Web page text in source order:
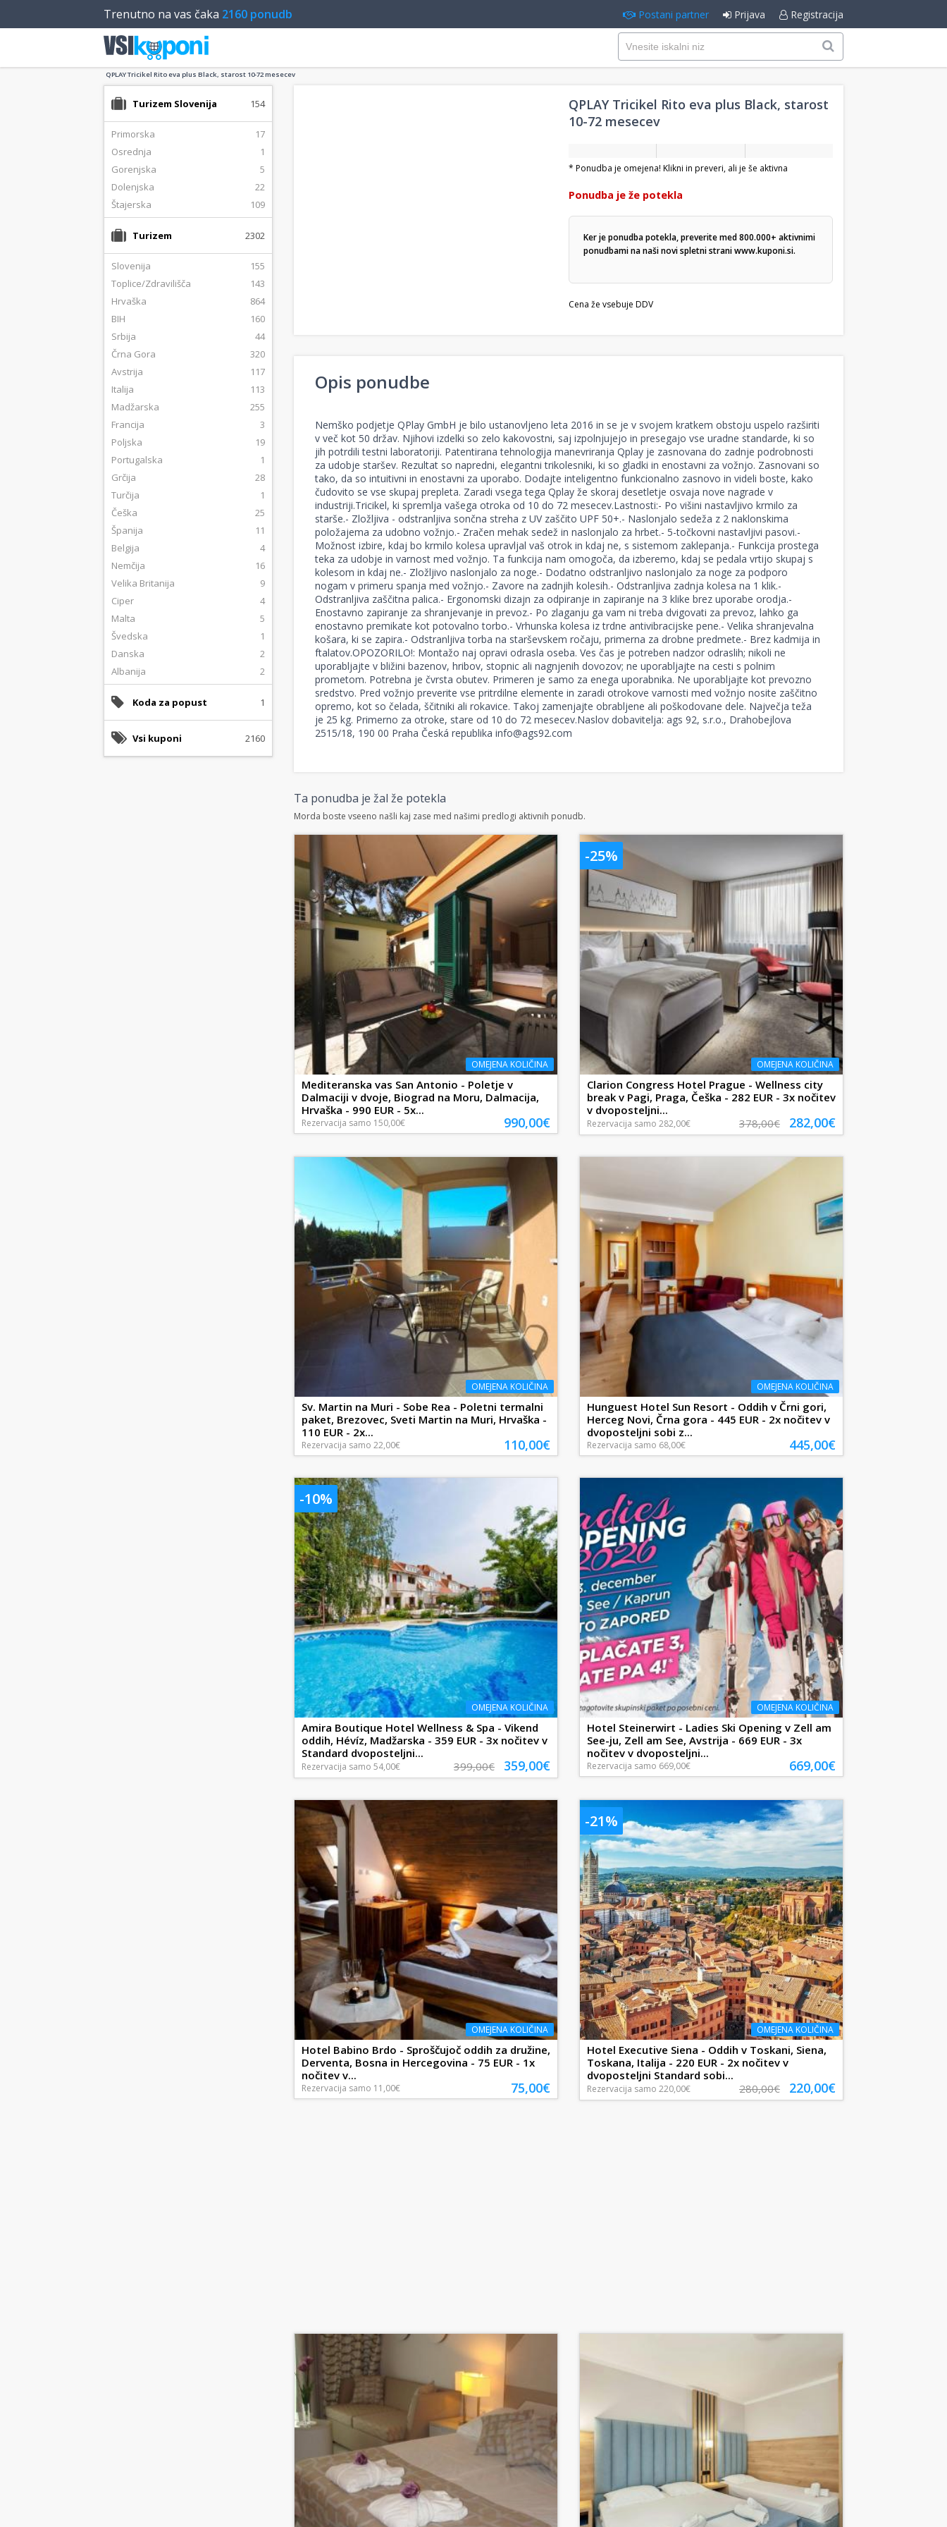
Trenutno na vas čaka 2160 ponudb Postani partner Prijava Registracija
QPLAY Tricikel Rito eva plus Black, starost 10-72 mesecev
Turizem Slovenija 154
Primorska
17
Osrednja
1
Gorenjska
5
Dolenjska
22
Štajerska
109
Turizem 2302
Slovenija
155
Toplice/Zdravilišča
143
Hrvaška
864
BIH
160
Srbija
44
Črna Gora
320
Avstrija
117
Italija
113
Madžarska
255
Francija
3
Poljska
19
Portugalska
1
Grčija
28
Turčija
1
Češka
25
Španija
11
Belgija
4
Nemčija
16
Velika Britanija
9
Ciper
4
Malta
5
Švedska
1
Danska
2
Albanija
2
Koda za popust 1
Vsi kuponi 2160
QPLAY Tricikel Rito eva plus Black, starost
10-72 mesecev
* Ponudba je omejena! Klikni in preveri, ali je še aktivna
Ponudba je že potekla
Ker je ponudba potekla, preverite med 800.000+ aktivnimi
ponudbami na naši novi spletni straniwww.kuponi.si.
Cena že vsebuje DDV
Opis ponudbe
Nemško podjetje QPlay GmbH je bilo ustanovljeno leta 2016 in se je v svojem kratkem obstoju uspelo razširiti
v več kot 50 držav. Njihovi izdelki so zelo kakovostni, saj izpolnjujejo in presegajo vse uradne standarde, ki so
jih potrdili testni laboratoriji. Patentirana tehnologija manevriranja Qplay je zasnovana do zadnje podrobnosti
za udobje staršev. Rezultat so napredni, elegantni trikolesniki, ki so gladki in enostavni za vožnjo. Zasnovani so
tako, da so intuitivni in enostavni za uporabo. Dodajte inteligentno funkcionalno zasnovo in videli boste, kako
čudovito se vse skupaj prepleta. Zaradi vsega tega Qplay že skoraj desetletje osvaja nove nagrade v
industriji.Tricikel, ki spremlja vašega otroka od 10 do 72 mesecev.Lastnosti:- Po višini nastavljivo krmilo za
starše.- Zložljiva - odstranljiva sončna streha z UV zaščito UPF 50+.- Naslonjalo sedeža z 2 naklonskima
položajema za udobno vožnjo.- Zračen mehak sedež in naslonjalo za hrbet.- 5-točkovni nastavljivi pasovi.-
Možnost izbire, kdaj bo krmilo kolesa upravljal vaš otrok in kdaj ne, s sistemom zaklepanja.- Funkcija prostega
teka za udobje in varnost med vožnjo. Ta funkcija nam omogoča, da izberemo, kdaj se pedala vrtijo skupaj s
kolesom in kdaj ne.- Zložljivo naslonjalo za noge.- Dodatno odstranljivo naslonjalo za noge za podporo
nogam v primeru spanja med vožnjo.- Zavore na zadnjih kolesih.- Odstranljiva zadnja kolesa na 1 klik.-
Odstranljiva zaščitna palica.- Ergonomski dizajn za odpiranje in zapiranje na 3 klike brez uporabe orodja.-
Enostavno zapiranje za shranjevanje in prevoz.- Po zlaganju ga vam ni treba dvigovati za prevoz, lahko ga
enostavno premikate kot potovalno torbo.- Vrhunska kolesa iz trdne antivibracijske pene.- Velika shranjevalna
košara, ki se zapira.- Odstranljiva torba na starševskem ročaju, primerna za drobne predmete.- Brez kadmija in
ftalatov.OPOZORILO!: Montažo naj opravi odrasla oseba. Ves čas je potreben nadzor odraslih; nikoli ne
uporabljajte v bližini bazenov, hribov, stopnic ali nagnjenih dovozov; ne uporabljajte na cesti s polnim
prometom. Potrebna je čvrsta obutev. Primeren je samo za enega uporabnika. Ne uporabljajte kot prevozno
sredstvo. Pred vožnjo preverite vse pritrdilne elemente in zaradi otrokove varnosti med vožnjo nosite zaščitno
opremo, kot so čelada, ščitniki ali rokavice. Takoj zamenjajte obrabljene ali poškodovane dele. Največja teža
je 25 kg. Primerno za otroke, stare od 10 do 72 mesecev.Naslov dobavitelja: ags 92, s.r.o., Drahobejlova
2515/18, 190 00 Praha Česká republika info@ags92.com
Ta ponudba je žal že potekla
Morda boste vseeno našli kaj zase med našimi predlogi aktivnih ponudb.
OMEJENA KOLIČINA
Mediteranska vas San Antonio - Poletje v
Dalmaciji v dvoje, Biograd na Moru, Dalmacija,
Hrvaška - 990 EUR - 5x...
Rezervacija samo 150,00€ 990,00€
-25%
OMEJENA KOLIČINA
Clarion Congress Hotel Prague - Wellness city
break v Pagi, Praga, Češka - 282 EUR - 3x nočitev
v dvoposteljni...
Rezervacija samo 282,00€ 378,00€ 282,00€
OMEJENA KOLIČINA
Sv. Martin na Muri - Sobe Rea - Poletni termalni
paket, Brezovec, Sveti Martin na Muri, Hrvaška -
110 EUR - 2x...
Rezervacija samo 22,00€ 110,00€
OMEJENA KOLIČINA
Hunguest Hotel Sun Resort - Oddih v Črni gori,
Herceg Novi, Črna gora - 445 EUR - 2x nočitev v
dvoposteljni sobi z...
Rezervacija samo 68,00€ 445,00€
-10%
OMEJENA KOLIČINA
Amira Boutique Hotel Wellness & Spa - Vikend
oddih, Hévíz, Madžarska - 359 EUR - 3x nočitev v
Standard dvoposteljni...
Rezervacija samo 54,00€ 399,00€ 359,00€
OMEJENA KOLIČINA
Hotel Steinerwirt - Ladies Ski Opening v Zell am
See-ju, Zell am See, Avstrija - 669 EUR - 3x
nočitev v dvoposteljni...
Rezervacija samo 669,00€ 669,00€
OMEJENA KOLIČINA
Hotel Babino Brdo - Sproščujoč oddih za družine,
Derventa, Bosna in Hercegovina - 75 EUR - 1x
nočitev v...
Rezervacija samo 11,00€ 75,00€
-21%
OMEJENA KOLIČINA
Hotel Executive Siena - Oddih v Toskani, Siena,
Toskana, Italija - 220 EUR - 2x nočitev v
dvoposteljni Standard sobi...
Rezervacija samo 220,00€ 280,00€ 220,00€